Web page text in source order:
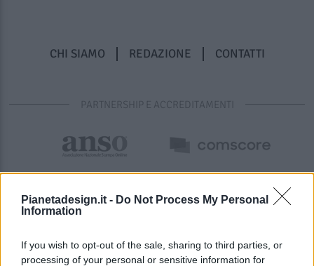
Pianetadesign.it - Do Not Process My Personal
Information
If you wish to opt-out of the sale, sharing to third parties, or
processing of your personal or sensitive information for
CHI SIAMO REDAZIONE CONTATTI
PARTNERSHIP E ACCREDITAMENTI